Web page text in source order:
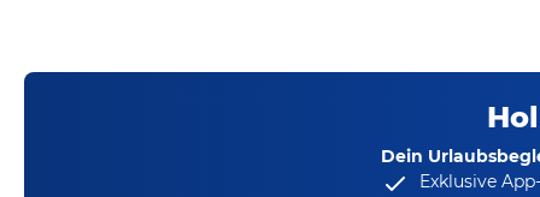
Dein
Exklusive